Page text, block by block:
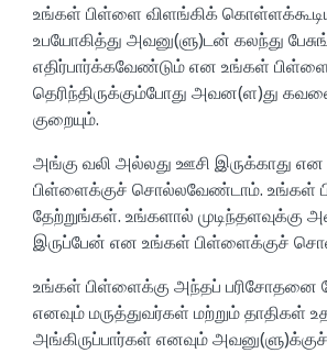
உங்கள் பிள்ளை விளங்கிக்
உபயோகித்து அவனு(ளு)டன் கலந்து
எதிர்பார்க்கவேண்டும் என உங்கள்
தெரிந்திருக்கும்போது அவன(ள)து
குறையும்.
அங்கு வலி அல்லது ஊசி இருக்காது
பிள்ளைக்குச் சொல்லவேண்டாம். உங்கள்
தேற்றுங்கள். உங்களால் முடிந்தளவுக்கு
இருப்பேன் என உங்கள் பிள்ளைக்குச்
உங்கள் பிள்ளைக்கு அந்தப் பரிசோதனை
எனவும் மருத்துவர்கள் மற்றும் தாதிகள்
அங்கிருப்பார்கள் எனவும்